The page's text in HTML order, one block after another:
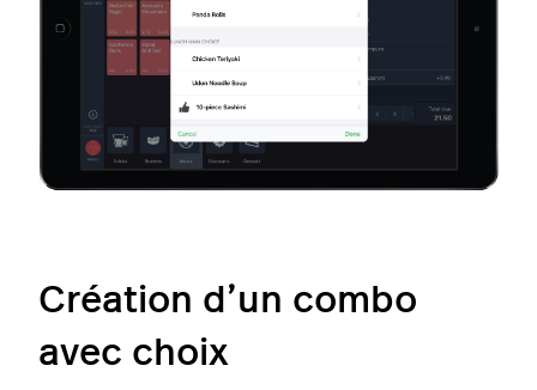
Création d’un combo
avec choix